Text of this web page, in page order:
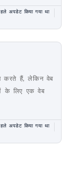
अपडेट किया गया था
करते हैं, लेकिन वेब
के लिए एक वेब
अपडेट किया गया था